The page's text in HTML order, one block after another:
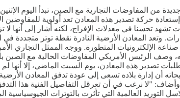
من المفاوضات التجارية مع الصين، تبدأ اليوم
إستعادة حركة تصدير هذه المعادن تعد أولوية
تشهد تحسنا في معدلات الإفراج، لكنه أشار إلى أنها
وتعد المعادن الأرضية النادرة نقطة توتر متجددة
الإلكترونيات المتطورة. ووجه الممثل التجاري
الرئيس الأمريكي المفاوضات الحالية مع الصين
تصدير هذه المعادن، يوم السبت الماضي، إلا أنها
أن إدارة بلاده تسعى إلى عودة تدفق المعادن
وأضاف: "لا نرغب في أن تعرقل التفاصيل الفنية هذا
التوريد العالمية التي تأثرت بالتوترات الجيوسياسية